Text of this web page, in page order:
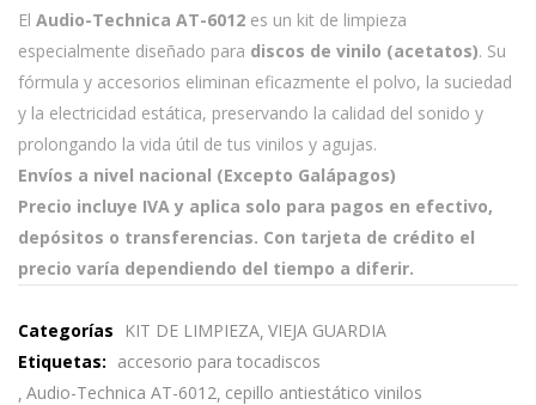
El Audio-Technica AT-6012 es un kit de limpieza
especialmente diseñado para discos de vinilo (acetatos). Su
fórmula y accesorios eliminan eficazmente el polvo, la suciedad
y la electricidad estática, preservando la calidad del sonido y
prolongando la vida útil de tus vinilos y agujas.
Envíos a nivel nacional (Excepto Galápagos)
Precio incluye IVA y aplica solo para pagos en efectivo,
depósitos o transferencias. Con tarjeta de crédito el
precio varía dependiendo del tiempo a diferir.
Categorías KIT DE LIMPIEZA VIEJA GUARDIA
Etiquetas: accesorio para tocadiscos
Audio-Technica AT-6012 cepillo antiestático vinilos